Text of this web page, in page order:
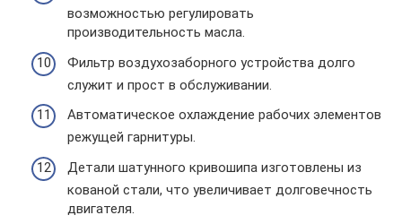
возможностью регулировать
производительность масла.
Фильтр воздухозаборного устройства долго
служит и прост в обслуживании.
Автоматическое охлаждение рабочих элементов
режущей гарнитуры.
Детали шатунного кривошипа изготовлены из
кованой стали, что увеличивает долговечность
двигателя.